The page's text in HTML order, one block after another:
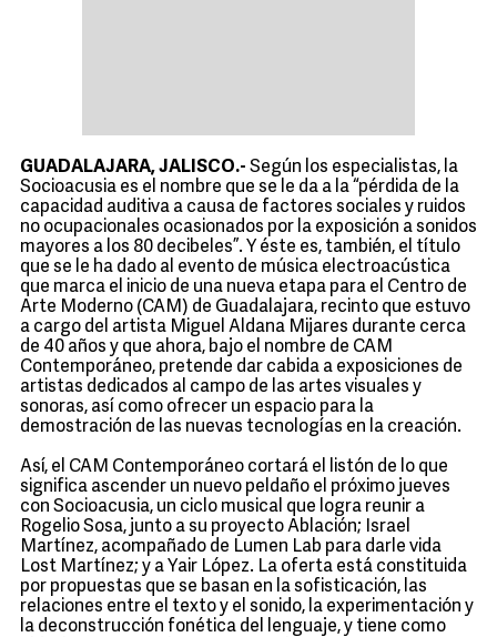
GUADALAJARA, JALISCO.- Según los especialistas, la
Socioacusia es el nombre que se le da a la “pérdida de la
capacidad auditiva a causa de factores sociales y ruidos
no ocupacionales ocasionados por la exposición a sonidos
mayores a los 80 decibeles”. Y éste es, también, el título
que se le ha dado al evento de música electroacústica
que marca el inicio de una nueva etapa para el Centro de
Arte Moderno (CAM) de Guadalajara, recinto que estuvo
a cargo del artista Miguel Aldana Mijares durante cerca
de 40 años y que ahora, bajo el nombre de CAM
Contemporáneo, pretende dar cabida a exposiciones de
artistas dedicados al campo de las artes visuales y
sonoras, así como ofrecer un espacio para la
demostración de las nuevas tecnologías en la creación.
Así, el CAM Contemporáneo cortará el listón de lo que
significa ascender un nuevo peldaño el próximo jueves
con Socioacusia, un ciclo musical que logra reunir a
Rogelio Sosa, junto a su proyecto Ablación; Israel
Martínez, acompañado de Lumen Lab para darle vida
Lost Martínez; y a Yair López. La oferta está constituida
por propuestas que se basan en la sofisticación, las
relaciones entre el texto y el sonido, la experimentación y
la deconstrucción fonética del lenguaje, y tiene como